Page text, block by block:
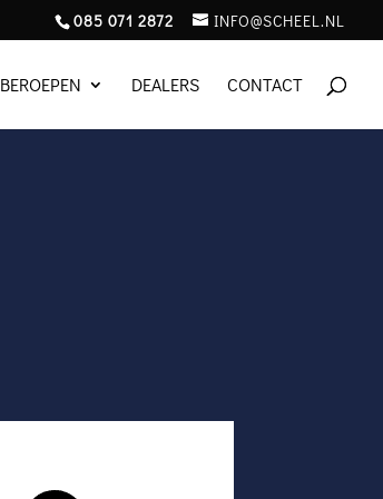
085 071 2872 INFO@SCHEEL.NL
BEROEPEN DEALERS CONTACT